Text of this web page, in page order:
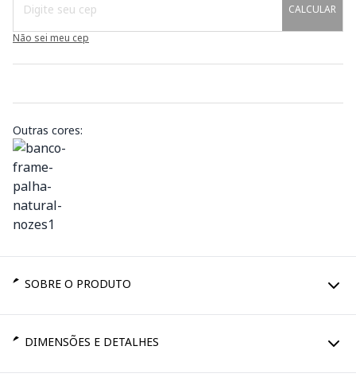
CALCULAR
Não sei meu cep
Outras cores:
SOBRE O PRODUTO
DIMENSÕES E DETALHES